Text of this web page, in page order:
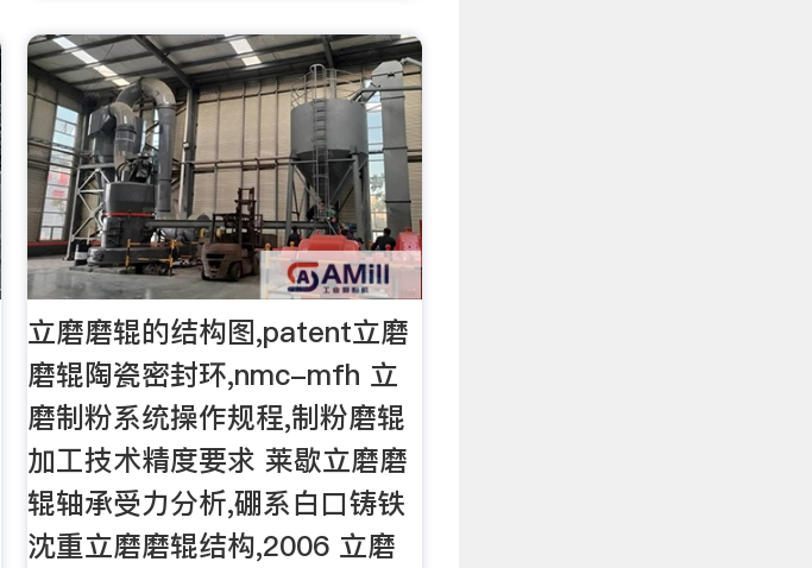
立磨磨辊的结构图,patent立磨
磨辊陶瓷密封环,nmc-mfh 立
磨制粉系统操作规程,制粉磨辊
加工技术精度要求 莱歇立磨磨
辊轴承受力分析,硼系白口铸铁
沈重立磨磨辊结构,2006 立磨